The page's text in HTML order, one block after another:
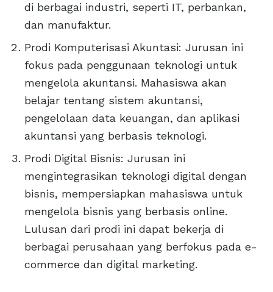
di berbagai industri, seperti IT, perbankan,
dan manufaktur.
Prodi Komputerisasi Akuntasi: Jurusan ini
fokus pada penggunaan teknologi untuk
mengelola akuntansi. Mahasiswa akan
belajar tentang sistem akuntansi,
pengelolaan data keuangan, dan aplikasi
akuntansi yang berbasis teknologi.
Prodi Digital Bisnis: Jurusan ini
mengintegrasikan teknologi digital dengan
bisnis, mempersiapkan mahasiswa untuk
mengelola bisnis yang berbasis online.
Lulusan dari prodi ini dapat bekerja di
berbagai perusahaan yang berfokus pada e-
commerce dan digital marketing.